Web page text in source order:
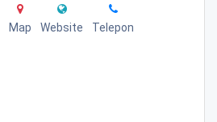
Map Website Telepon